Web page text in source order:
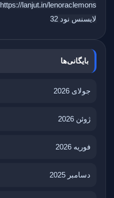
https://lanjut.in/lenoraclemons
لایسنس نود 32
بایگانی‌ها
جولای 2026
ژوئن 2026
فوریه 2026
دسامبر 2025